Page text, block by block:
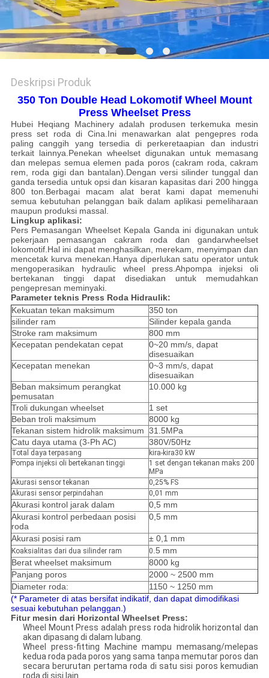
Deskripsi Produk
350 Ton Double Head Lokomotif Wheel Mount
Press Wheelset Press
Hubei Heqiang Machinery adalah produsen terkemuka mesin
press set roda di Cina.Ini menawarkan alat pengepres roda
paling canggih yang tersedia di perkeretaapian dan industri
terkait lainnya.Penekan wheelset digunakan untuk memasang
dan melepas semua elemen pada poros (cakram roda, cakram
rem, roda gigi dan bantalan).Dengan versi silinder tunggal dan
ganda tersedia untuk opsi dan kisaran kapasitas dari 200 hingga
800 ton.Berbagai macam alat berat kami dapat memenuhi
semua kebutuhan pelanggan baik dalam aplikasi pemeliharaan
maupun produksi massal.
Lingkup aplikasi:
Pers Pemasangan Wheelset Kepala Ganda ini digunakan untuk
pekerjaan pemasangan cakram roda dan gandarwheelset
lokomotif.Hal ini dapat menghasilkan, merekam, menyimpan dan
mencetak kurva menekan.Hanya diperlukan satu operator untuk
mengoperasikan hydraulic wheel press.Ahpompa injeksi oli
bertekanan tinggi dapat disediakan untuk memudahkan
pengepresan meminyaki.
Parameter teknis Press Roda Hidraulik:
Kekuatan tekan maksimum
350 ton
silinder ram
Silinder kepala ganda
Stroke ram maksimum
800 mm
Kecepatan pendekatan cepat
0~20 mm/s, dapat
disesuaikan
Kecepatan menekan
0~3 mm/s, dapat
disesuaikan
Beban maksimum perangkat
pemusatan
10.000 kg
Troli dukungan wheelset
1 set
Beban troli maksimum
8000 kg
Tekanan sistem hidrolik maksimum 31.5MPa
Catu daya utama (3-Ph AC)
380V/50Hz
Total daya terpasang
kira-kira30 kW
Pompa injeksi oli bertekanan tinggi
1 set dengan tekanan maks 200
MPa
Akurasi sensor tekanan
0,25% FS
Akurasi sensor perpindahan
0,01 mm
Akurasi kontrol jarak dalam
0,5 mm
Akurasi kontrol perbedaan posisi
roda
0,5 mm
Akurasi posisi ram ± 0,1 mm
Koaksialitas dari dua silinder ram 0.5 mm
Berat wheelset maksimum
8000 kg
Panjang poros
2000 ~ 2500 mm
Diameter roda:
1150 ~ 1250 mm
(* Parameter di atas bersifat indikatif, dan dapat dimodifikasi
sesuai kebutuhan pelanggan.)
Fitur mesin dari Horizontal Wheelset Press:
Wheel Mount Press adalah press roda hidrolik horizontal dan
akan dipasang di dalam lubang.
Wheel press-fitting Machine mampu memasang/melepas
kedua roda pada poros yang sama tanpa memutar poros dan
secara berurutan pertama roda di satu sisi poros kemudian
roda di sisi lain.